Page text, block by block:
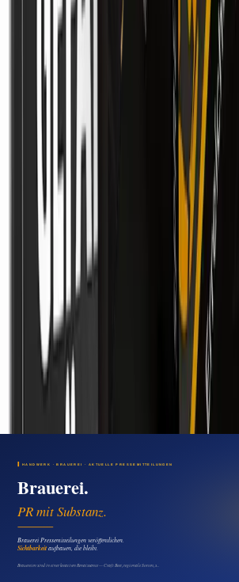
Das könnte Sie auch
Wirtschaft & Finanzen
Klickzando: Die wichtigsten
„Die größten Gefahren für Ihr
digitales Zentralbankgeld und EU-
Vermögensregister – wer
Ihr Geld?